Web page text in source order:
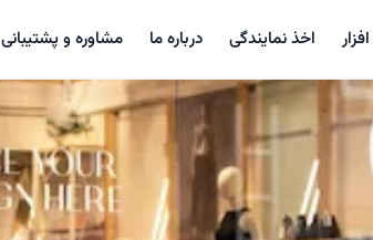
اخذ نمایندگی درباره ما مشاوره و پشتیبانی